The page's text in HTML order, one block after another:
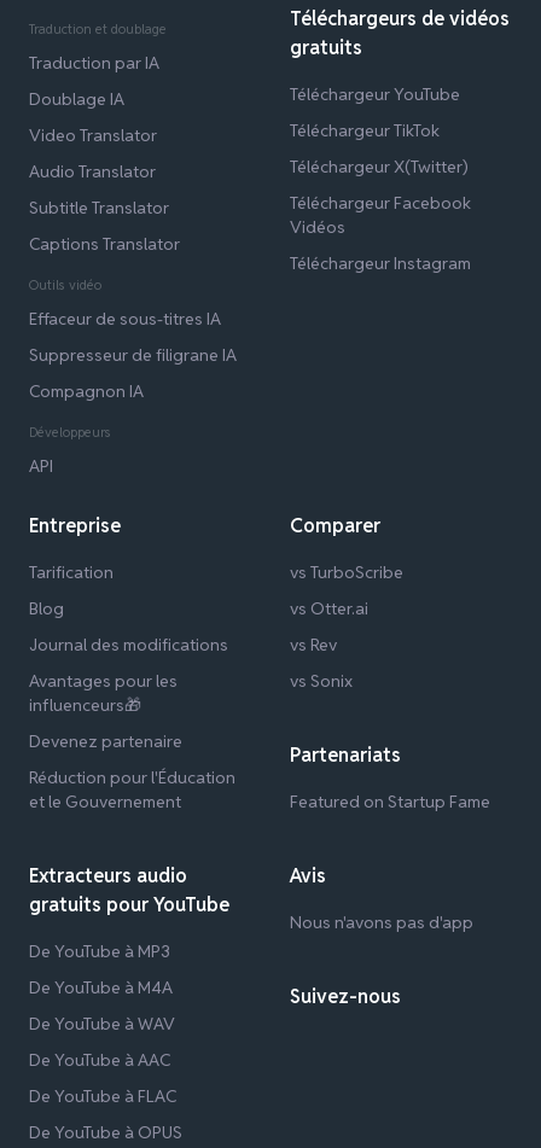
Traduction et doublage
Traduction par IA
Doublage IA
Video Translator
Audio Translator
Subtitle Translator
Captions Translator
Outils vidéo
Effaceur de sous-titres IA
Suppresseur de filigrane IA
Compagnon IA
Développeurs
API
Téléchargeurs de vidéos
gratuits
Téléchargeur YouTube
Téléchargeur TikTok
Téléchargeur X(Twitter)
Téléchargeur Facebook
Vidéos
Téléchargeur Instagram
Entreprise
Tarification
Blog
Journal des modifications
Avantages pour les
influenceurs🎁
Devenez partenaire
Réduction pour l'Éducation
et le Gouvernement
Extracteurs audio
gratuits pour YouTube
De YouTube à MP3
De YouTube à M4A
De YouTube à WAV
De YouTube à AAC
De YouTube à FLAC
De YouTube à OPUS
Comparer
vs TurboScribe
vs Otter.ai
vs Rev
vs Sonix
Partenariats
Featured on Startup Fame
Avis
Nous n'avons pas d'app
Suivez-nous